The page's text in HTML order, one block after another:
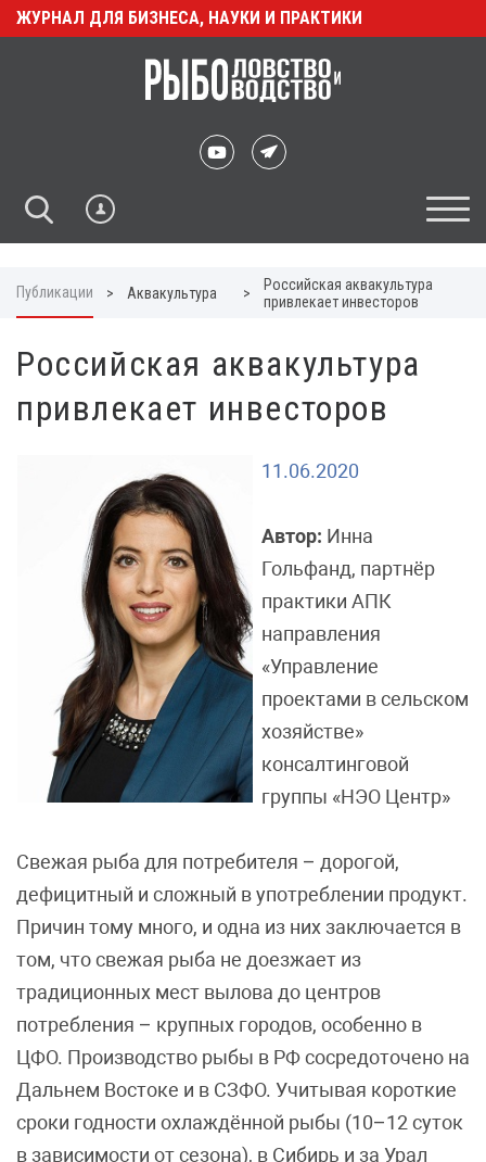
ЖУРНАЛ ДЛЯ БИЗНЕСА, НАУКИ И ПРАКТИКИ
Публикации > Аквакультура >
Российская аквакультура
привлекает инвесторов
Российская аквакультура
привлекает инвесторов
11.06.2020
Автор: Инна
Гольфанд, партнёр
практики АПК
направления
«Управление
проектами в сельском
хозяйстве»
консалтинговой
группы «НЭО Центр»
Cвежая рыба для потребителя – дорогой,
дефицитный и сложный в употреблении продукт.
Причин тому много, и одна из них заключается в
том, что свежая рыба не доезжает из
традиционных мест вылова до центров
потребления – крупных городов, особенно в
ЦФО. Производство рыбы в РФ сосредоточено на
Дальнем Востоке и в СЗФО. Учитывая короткие
сроки годности охлаждённой рыбы (10–12 суток
в зависимости от сезона), в Сибирь и за Урал